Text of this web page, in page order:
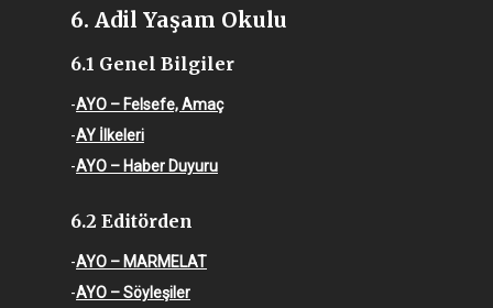
6. Adil Yaşam Okulu
6.1 Genel Bilgiler
-AYO – Felsefe, Amaç
-AY İlkeleri
-AYO – Haber Duyuru
6.2 Editörden
-AYO – MARMELAT
-AYO – Söyleşiler